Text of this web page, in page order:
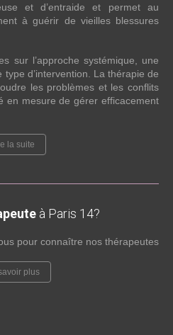
et d’entraide et permet au
à guérir de vieilles blessures
sur l’approche systémique, une
d’intervention. La thérapie de
les problèmes et les conflits
en mesure de gérer efficacement
la suite
à Paris 14?
pour connaître nos thérapeutes
plus